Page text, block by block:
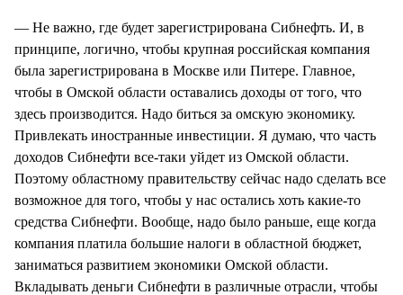
— Не важно, где будет зарегистрирована Сибнефть. И, в
принципе, логично, чтобы крупная российская компания
была зарегистрирована в Москве или Питере. Главное,
чтобы в Омской области оставались доходы от того, что
здесь производится. Надо биться за омскую экономику.
Привлекать иностранные инвестиции. Я думаю, что часть
доходов Сибнефти все-таки уйдет из Омской области.
Поэтому областному правительству сейчас надо сделать все
возможное для того, чтобы у нас остались хоть какие-то
средства Сибнефти. Вообще, надо было раньше, еще когда
компания платила большие налоги в областной бюджет,
заниматься развитием экономики Омской области.
Вкладывать деньги Сибнефти в различные отрасли, чтобы